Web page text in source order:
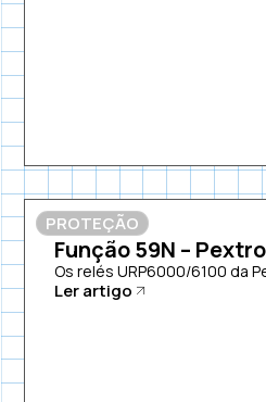
PROTEÇÃO
Função 59N –
Os relés URP6000/6100 da
Ler artigo